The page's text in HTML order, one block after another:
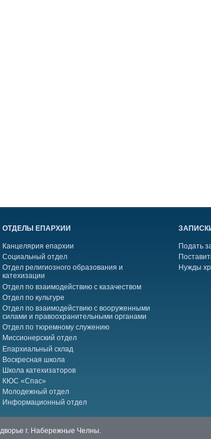
ОТДЕЛЫ ЕПАРХИИ
Канцелярия епархии
Социальный отдел
Отдел религиозного образования и
катехизации
Отдел по взаимодействию с казачеством
Отдел по культуре
Отдел по взаимодействию с вооруженными
силами и правоохранительными органами
Отдел по тюремному служению
Миссионерский отдел
Епархиальный склад
Воскресная школа
Школа катехизаторов
КЮС «Спас»
Молодежный отдел
Информационный отдел
Подать
Нужды
г. Набережные Челны.